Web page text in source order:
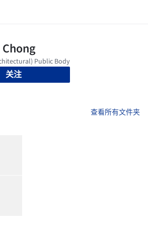
关注
查看所有文件夹